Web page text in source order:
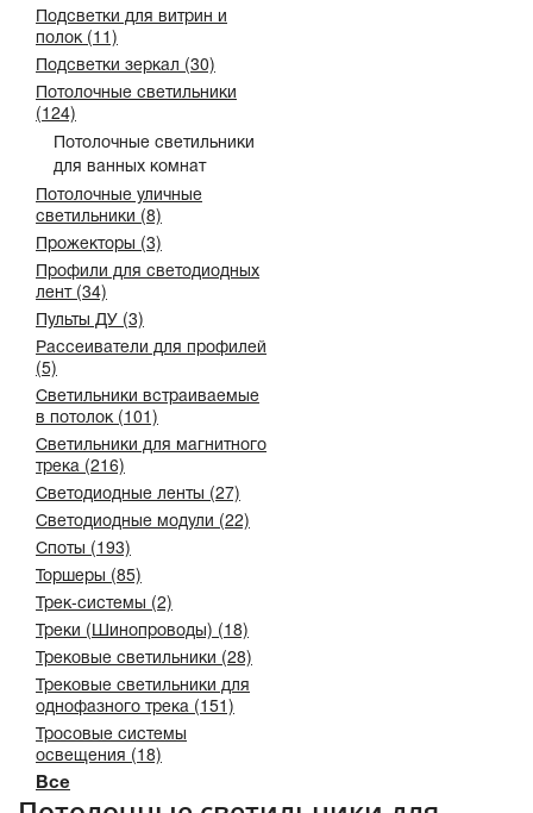
Подсветки для витрин и
полок (11)
Подсветки зеркал (30)
Потолочные светильники
(124)
Потолочные светильники
для ванных комнат
Потолочные уличные
светильники (8)
Прожекторы (3)
Профили для светодиодных
лент (34)
Пульты ДУ (3)
Рассеиватели для профилей
(5)
Светильники встраиваемые
в потолок (101)
Светильники для магнитного
трека (216)
Светодиодные ленты (27)
Светодиодные модули (22)
Споты (193)
Торшеры (85)
Трек-системы (2)
Треки (Шинопроводы) (18)
Трековые светильники (28)
Трековые светильники для
однофазного трека (151)
Тросовые системы
освещения (18)
Все